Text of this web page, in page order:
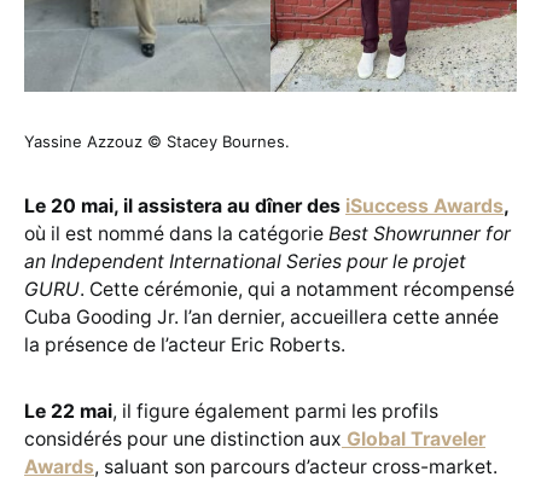
Yassine Azzouz © Stacey Bournes.
Le 20 mai, il assistera au dîner des iSuccess Awards,
où il est nommé dans la catégorie Best Showrunner for
an Independent International Series pour le projet
GURU. Cette cérémonie, qui a notamment récompensé
Cuba Gooding Jr. l’an dernier, accueillera cette année
la présence de l’acteur Eric Roberts.
Le 22 mai, il figure également parmi les profils
considérés pour une distinction aux Global Traveler
Awards, saluant son parcours d’acteur cross-market.